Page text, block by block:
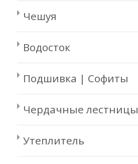
Чешуя
Водосток
Подшивка | Софиты
Чердачные лестницы
Утеплитель